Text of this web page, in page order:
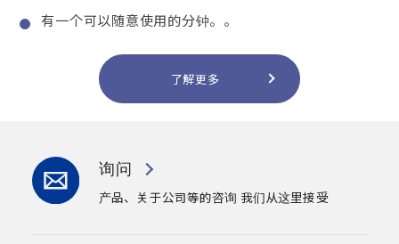
有一个可以随意使用的分钟。。
了解更多
询问
产品、关于公司等的咨询 我们从这里接受